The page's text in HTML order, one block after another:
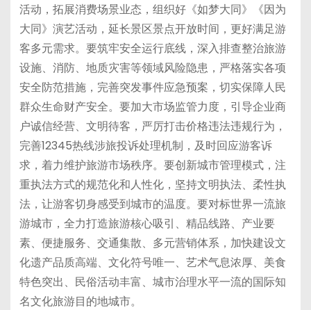
活动，拓展消费场景业态，组织好《如梦大同》《因为
大同》演艺活动，延长景区景点开放时间，更好满足游
客多元需求。要筑牢安全运行底线，深入排查整治旅游
设施、消防、地质灾害等领域风险隐患，严格落实各项
安全防范措施，完善突发事件应急预案，切实保障人民
群众生命财产安全。要加大市场监管力度，引导企业商
户诚信经营、文明待客，严厉打击价格违法违规行为，
完善12345热线涉旅投诉处理机制，及时回应游客诉
求，着力维护旅游市场秩序。要创新城市管理模式，注
重执法方式的规范化和人性化，坚持文明执法、柔性执
法，让游客切身感受到城市的温度。要对标世界一流旅
游城市，全力打造旅游核心吸引、精品线路、产业要
素、便捷服务、交通集散、多元营销体系，加快建设文
化遗产品质高端、文化符号唯一、艺术气息浓厚、美食
特色突出、民俗活动丰富、城市治理水平一流的国际知
名文化旅游目的地城市。